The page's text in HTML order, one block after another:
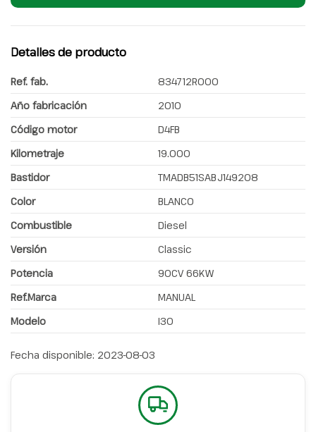
Detalles de producto
Ref. fab.
834712R000
Año fabricación
2010
Código motor
D4FB
Kilometraje
19.000
Bastidor
TMADB51SABJ149208
Color
BLANCO
Combustible
Diesel
Versión
Classic
Potencia
90CV 66KW
Ref.Marca
MANUAL
Modelo
I30
Fecha disponible: 2023-08-03